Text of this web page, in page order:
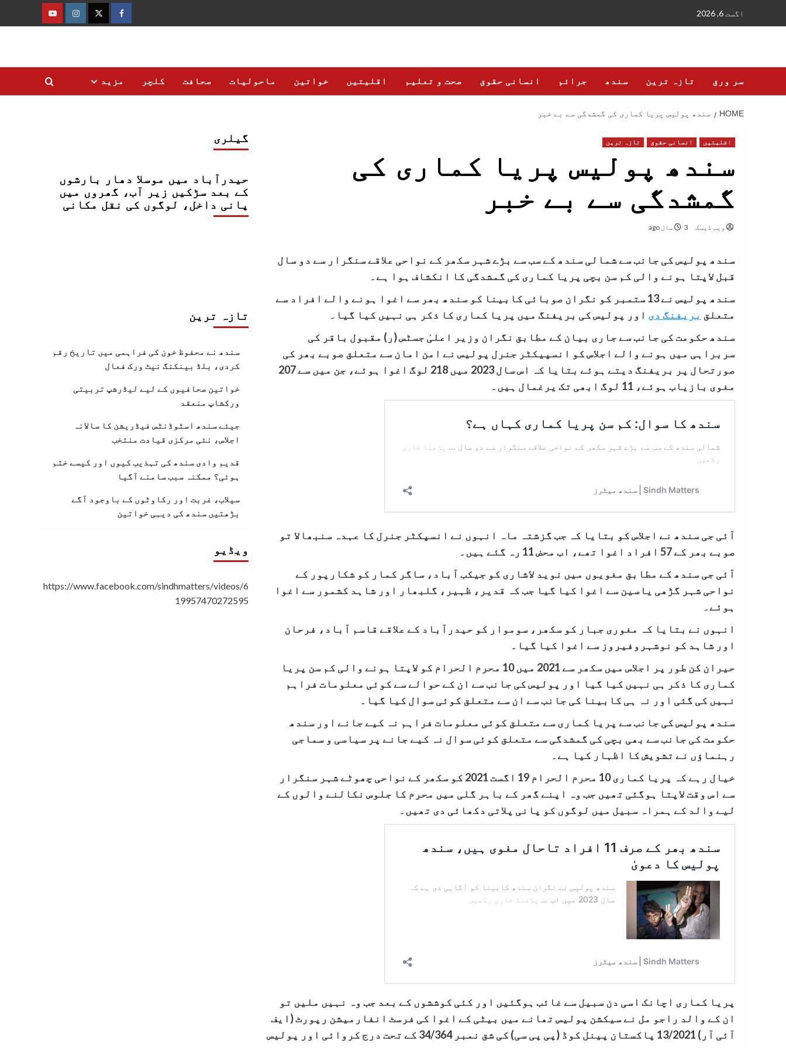
اگست 6, 2026
فیس
ٹوئٹرانسٹاگرام
یوٹیوب
سر ورق تازہ ترین سندھ جرائم انسانی حقوق صحت و تعلیم اقلیتیں خواتین ماحولیات صحافت کلچر مزید
HOME سندھ پولیس پریا کماری کی گمشدگی سے بے خبر
اقلیتیں انسانی حقوق تازہ ترین
سندھ پولیس پریا کماری کی
گمشدگی سے بے خبر
ویب ڈیسک 3 سال ago
سندھ پولیس کی جانب سے شمالی سندھ کے سب سے بڑے شہر سکھر کے نواحی علاقے سنگرار سے دو سال
قبل لاپتا ہونے والی کم سن بچی پریا کماری کی گمشدگی کا انکشاف ہوا ہے۔
سندھ پولیس نے 13 ستمبر کو نگران صوبائی کابینا کو سندھ بھر سے اغوا ہونے والے افراد سے
متعلق بریفنگ دی اور پولیس کی بریفنگ میں پریا کماری کا ذکر ہی نہیں کیا گیا۔
سندھ حکومت کی جانب سے جاری بیان کے مطابق نگران وزیر اعلیٰ جسٹس (ر) مقبول باقر کی
سربراہی میں ہونے والے اجلاس کو انسپیکٹر جنرل پولیس نے امن امان سے متعلق صوبے بھر کی
صورتحال پر بریفنگ دیتے ہوئے بتایا کہ اس سال 2023 میں 218 لوگ اغوا ہوئے، جن میں سے 207
مغوی بازیاب ہوئے، 11 لوگ ابھی تک یرغمال ہیں۔
آئی جی سندھ نے اجلاس کو بتایا کہ جب گزشتہ ماہ انہوں نے انسپکٹر جنرل کا عہدہ سنبھالا تو
صوبے بھر کے 57 افراد اغوا تھے، اب محض 11 رہ گئے ہیں۔
آئی جی سندھ کے مطابق مغویوں میں نوید لاشاری کو جیکب آباد، ساگر کمار کو شکارپور کے
نواحی شہر گڑھی یاسین سے اغوا کیا گیا جب کہ قدیر، ظہیر، گلبھار اور شاہد کشمور سے اغوا
ہوئے۔
انہوں نے بتایا کہ مغوری جبار کو سکھر، سوموار کو حیدرآباد کے علاقے قاسم آباد، فرحان
اور شاہد کو نوشہروفیروز سے اغوا کیا گیا۔
حیران کن طور پر اجلاس میں سکھر سے 2021 میں 10 محرم الحرام کو لاپتا ہونے والی کم سن پریا
کماری کا ذکر ہی نہیں کیا گیا اور پولیس کی جانب سے ان کے حوالے سے کوئی معلومات فراہم
نہیں کی گئی اور نہ ہی کابینا کی جانب سے ان سے متعلق کوئی سوال کیا گیا۔
سندھ پولیس کی جانب سے پریا کماری سے متعلق کوئی معلومات فراہم نہ کیے جانے اور سندھ
حکومت کی جانب سے بھی بچی کی گمشدگی سے متعلق کوئی سوال نہ کیے جانے پر سیاسی و سماجی
رہنماؤں نے تشویش کا اظہار کیا ہے۔
خیال رہے کہ پریا کماری 10 محرم الحرام 19 اگست 2021 کو سکھر کے نواحی چھوٹے شہر سنگرار
سے اس وقت لاپتا ہوگئی تھیں جب وہ اپنے گھر کے باہر گلی میں محرم کا جلوس نکالنے والوں کے
لیے والد کے ہمراہ سبیل میں لوگوں کو پانی پلاتی دکھائی دی تھیں۔
پریا کماری اچانک اسی دن سبیل سے غائب ہوگئیں اور کئی کوششوں کے بعد جب وہ نہیں ملیں تو
ان کے والد راجو مل نے سیکشن پولیس تھانے میں بیٹی کے اغوا کی فرسٹ انفارمیشن رپورٹ (ایف
آئی آر) 13/2021 پاکستان پینل کوڈ (پی پی سی) کی شق نمبر 34/364 کے تحت درج کروائی اور پولیس
گیلری
حیدرآباد میں موسلا دھار بارشوں
کے بعد سڑکیں زیر آب، گھروں میں
پانی داخل، لوگوں کی نقل مکانی
تازہ ترین
سندھ نے محفوظ خون کی فراہمی میں تاریخ رقم
کردی، بلڈ بینکنگ نیٹ ورک فعال
خواتین صحافیوں کے لیے لیڈرشپ تربیتی
ورکشاپ منعقد
جیئے سندھ اسٹوڈنٹس فیڈریشن کا سالانہ
اجلاس، نئی مرکزی قیادت منتخب
قدیم وادی سندھ کی تہذیب کیوں اور کیسے ختم
ہوئی؟ ممکنہ سبب سامنے آگیا
سیلاب، غربت اور رکاوٹوں کے باوجود آگے
بڑھتیں سندھ کی دیہی خواتین
ویڈیو
https://www.facebook.com/sindhmatters/videos/6
19957470272595